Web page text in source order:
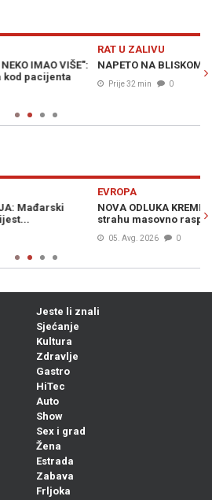
UAE prijavio novi napad Irana
HAOS U RUSIJI: Građani u
imovinu i bježe iz zemlje
Jeste li znali
Sjećanje
Kultura
Zdravlje
Gastro
HiTec
Auto
Show
Sex i grad
Žena
Estrada
Zabava
Frljoka